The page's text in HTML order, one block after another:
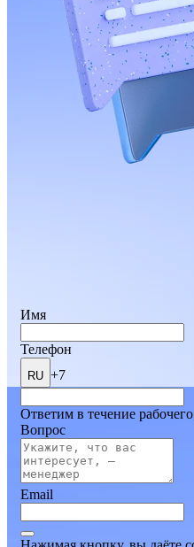
Имя
Телефон
RU +7
Ответим в течение
Вопрос
Email